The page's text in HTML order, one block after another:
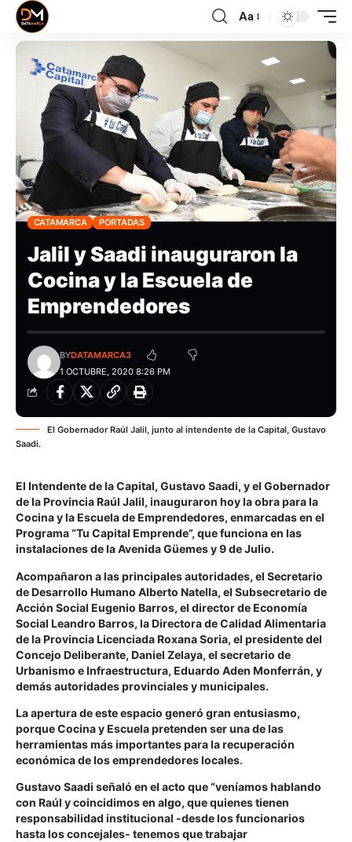
Aa
CATAMARCA PORTADAS
Jalil y Saadi inauguraron la
Cocina y la Escuela de
Emprendedores
1 OCTUBRE, 2020 8:26 PM
BYDATAMARCA3
El Gobernador Raúl Jalil, junto al intendente de la Capital, Gustavo
Saadi.
El Intendente de la Capital, Gustavo Saadi, y el Gobernador
de la Provincia Raúl Jalil, inauguraron hoy la obra para la
Cocina y la Escuela de Emprendedores, enmarcadas en el
Programa “Tu Capital Emprende”, que funciona en las
instalaciones de la Avenida Güemes y 9 de Julio.
Acompañaron a las principales autoridades, el Secretario
de Desarrollo Humano Alberto Natella, el Subsecretario de
Acción Social Eugenio Barros, el director de Economía
Social Leandro Barros, la Directora de Calidad Alimentaria
de la Provincia Licenciada Roxana Soria, el presidente del
Concejo Deliberante, Daniel Zelaya, el secretario de
Urbanismo e Infraestructura, Eduardo Aden Monferrán, y
demás autoridades provinciales y municipales.
La apertura de este espacio generó gran entusiasmo,
porque Cocina y Escuela pretenden ser una de las
herramientas más importantes para la recuperación
económica de los emprendedores locales.
Gustavo Saadi señaló en el acto que“veníamos hablando
con Raúl y coincidimos en algo, que quienes tienen
responsabilidad institucional -desde los funcionarios
hasta los concejales- tenemos que trabajar